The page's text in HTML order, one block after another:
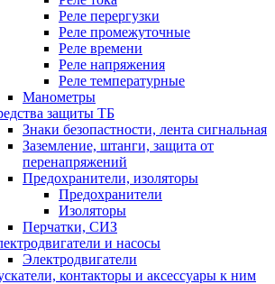
Реле перергузки
Реле промежуточные
Реле времени
Реле напряжения
Реле температурные
Манометры
защиты ТБ
Знаки безопастности, лента сигнальная
Заземление, штанги, защита от
перенапряжений
Предохранители, изоляторы
Предохранители
Изоляторы
Перчатки, СИЗ
и насосы
Электродвигатели
контакторы и аксессуары к ним